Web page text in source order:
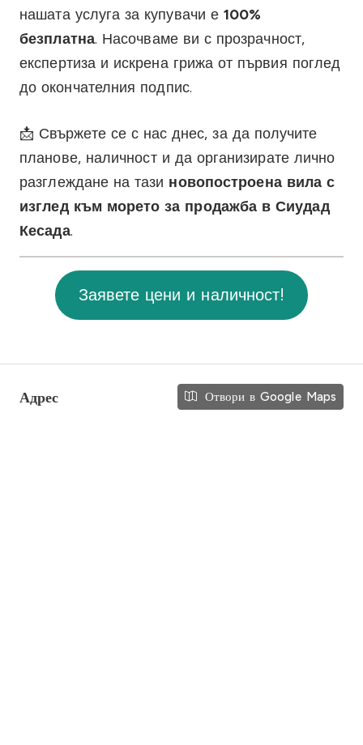
нашата услуга за купувачи е 100%
безплатна. Насочваме ви с прозрачност,
експертиза и искрена грижа от първия поглед
до окончателния подпис.
📩 Свържете се с нас днес, за да получите
планове, наличност и да организирате лично
разглеждане на тази новопостроена вила с
изглед към морето за продажба в Сиудад
Кесада.
Заявете цени и наличност!
Адрес Отвори в Google Maps